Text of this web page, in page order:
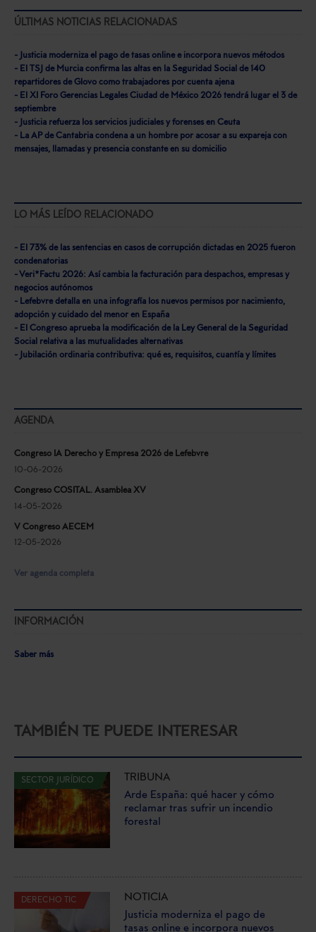
ÚLTIMAS NOTICIAS RELACIONADAS
- Justicia moderniza el pago de tasas online e incorpora nuevos métodos
- El TSJ de Murcia confirma las altas en la Seguridad Social de 140
repartidores de Glovo como trabajadores por cuenta ajena
- El XI Foro Gerencias Legales Ciudad de México 2026 tendrá lugar el 3 de
septiembre
- Justicia refuerza los servicios judiciales y forenses en Ceuta
- La AP de Cantabria condena a un hombre por acosar a su expareja con
mensajes, llamadas y presencia constante en su domicilio
LO MÁS LEÍDO RELACIONADO
- El 73% de las sentencias en casos de corrupción dictadas en 2025 fueron
condenatorias
- Veri*Factu 2026: Así cambia la facturación para despachos, empresas y
negocios autónomos
- Lefebvre detalla en una infografía los nuevos permisos por nacimiento,
adopción y cuidado del menor en España
- El Congreso aprueba la modificación de la Ley General de la Seguridad
Social relativa a las mutualidades alternativas
- Jubilación ordinaria contributiva: qué es, requisitos, cuantía y límites
AGENDA
Congreso IA Derecho y Empresa 2026 de Lefebvre
10-06-2026
Congreso COSITAL. Asamblea XV
14-05-2026
V Congreso AECEM
12-05-2026
Ver agenda completa
INFORMACIÓN
Saber más
TAMBIÉN TE PUEDE INTERESAR
SECTOR JURÍDICO
TRIBUNA
Arde España: qué hacer y cómo
reclamar tras sufrir un incendio
forestal
DERECHO TIC
NOTICIA
Justicia moderniza el pago de
tasas online e incorpora nuevos